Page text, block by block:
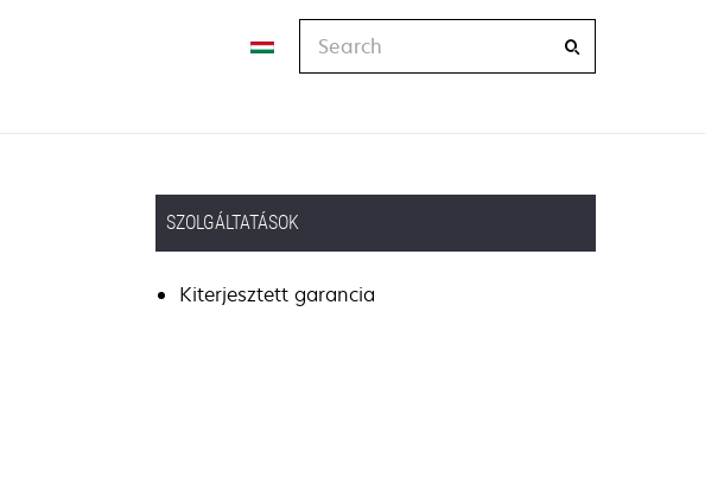
SZOLGÁLTATÁSOK
Kiterjesztett garancia